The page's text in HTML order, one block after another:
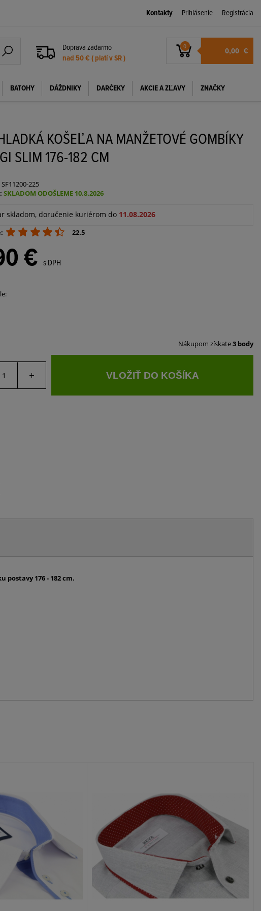
Kontakty Prihlásenie Registrácia
Doprava zadarmo
nad 50 € ( platí v SR )
0 0,00 €
BATOHY DÁŽDNIKY DARČEKY AKCIE A ZĽAVY ZNAČKY
KOŠEĽA NA MANŽETOVÉ GOMBÍKY
SLIM 176-182 CM
SF11200-225
SKLADOM ODOŠLEME 10.8.2026
skladom, doručenie kuriérom do 11.08.2026
22.5
€s DPH
Nákupom získate3 body
VLOŽIŤ DO KOŠÍKA
176 - 182 cm.